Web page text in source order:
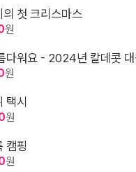
첫 크리스마스
원
다워요 - 2024년 칼데콧
원
택시
원
캠핑
원